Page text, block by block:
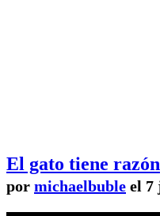
El gato tiene razón
por michaelbuble el 7